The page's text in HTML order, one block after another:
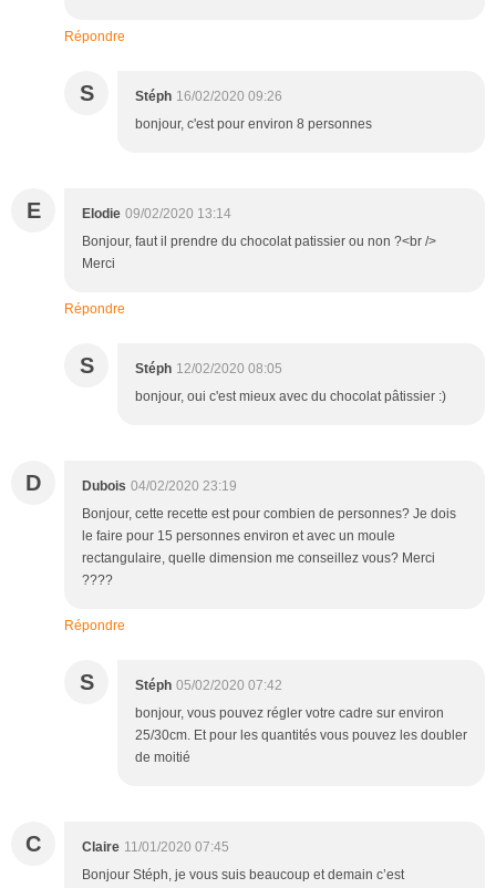
Répondre
S Stéph 16/02/2020 09:26
bonjour, c'est pour environ 8 personnes
E Elodie 09/02/2020 13:14
Bonjour, faut il prendre du chocolat patissier ou non ?<br />
Merci
Répondre
S Stéph 12/02/2020 08:05
bonjour, oui c'est mieux avec du chocolat pâtissier :)
D Dubois 04/02/2020 23:19
Bonjour, cette recette est pour combien de personnes? Je dois
le faire pour 15 personnes environ et avec un moule
rectangulaire, quelle dimension me conseillez vous? Merci
????
Répondre
S Stéph 05/02/2020 07:42
bonjour, vous pouvez régler votre cadre sur environ
25/30cm. Et pour les quantités vous pouvez les doubler
de moitié
C Claire 11/01/2020 07:45
Bonjour Stéph, je vous suis beaucoup et demain c’est